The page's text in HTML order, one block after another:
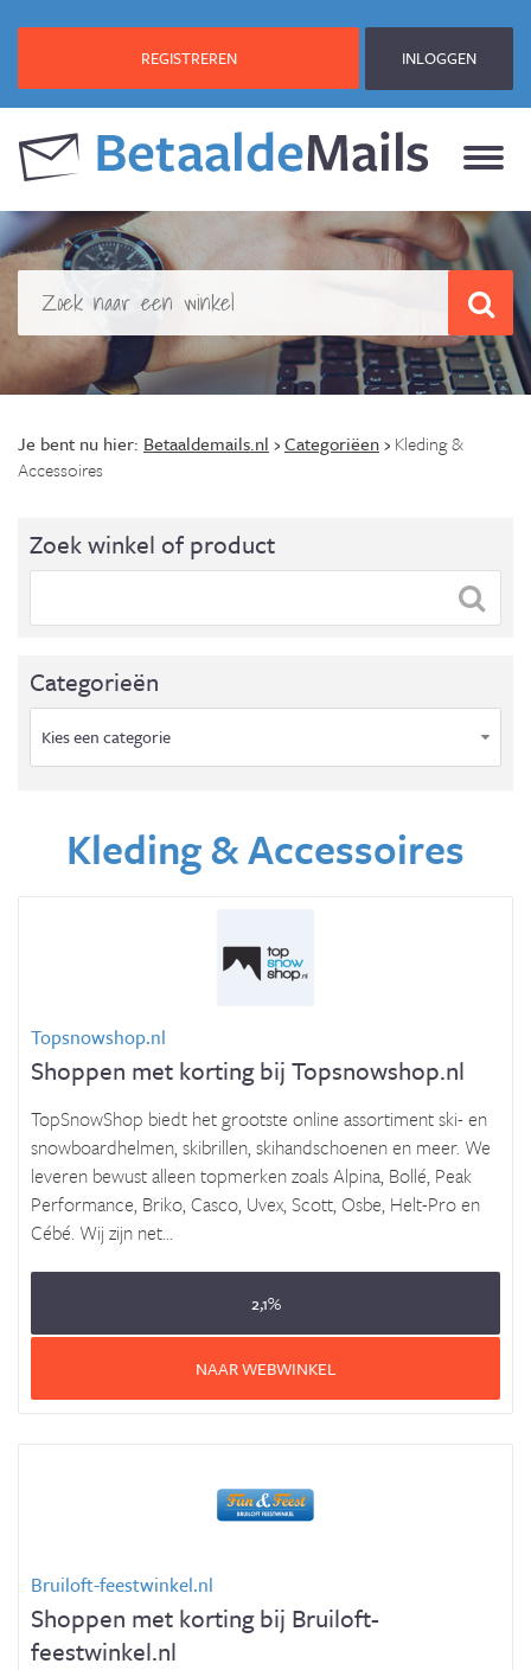
REGISTREREN INLOGGEN
Je bent nu hier: Betaaldemails.nl ›Categoriëen› Kleding &
Accessoires
Zoek winkel of product
Categorieën
Kies een categorie
Kleding & Accessoires
Topsnowshop.nl
Shoppen met korting bij Topsnowshop.nl
TopSnowShop biedt het grootste online assortiment ski- en
snowboardhelmen, skibrillen, skihandschoenen en meer. We
leveren bewust alleen topmerken zoals Alpina, Bollé, Peak
Performance, Briko, Casco, Uvex, Scott, Osbe, Helt-Pro en
Cébé. Wij zijn net...
2,1%
NAAR WEBWINKEL
Bruiloft-feestwinkel.nl
Shoppen met korting bij Bruiloft-
feestwinkel.nl